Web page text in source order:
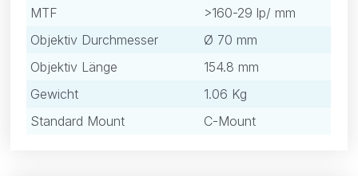
MTF
>160-29 lp/ mm
Objektiv Durchmesser
Ø 70 mm
Objektiv Länge
154.8 mm
Gewicht
1.06 Kg
Standard Mount
C-Mount